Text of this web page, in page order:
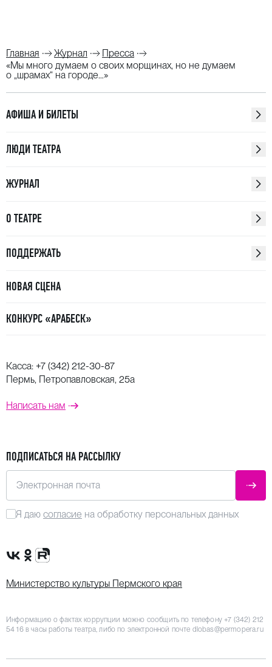
Главная Журнал
Пресса
«Мы много думаем о своих морщинах, но не думаем
о „шрамах“ на городе…»
АФИША И БИЛЕТЫ
ЛЮДИ ТЕАТРА
ЖУРНАЛ
О ТЕАТРЕ
ПОДДЕРЖАТЬ
НОВАЯ СЦЕНА
КОНКУРС «АРАБЕСК»
Касса: +7 (342) 212-30-87
Пермь, Петропавловская, 25а
Написать нам
ПОДПИСАТЬСЯ НА РАССЫЛКУ
Электронная почта
Я даю согласие на обработку персональных данных
Сообщество VK
Группа в одноклассниках
Канал Rutube
Министерство культуры Пермского края
Информацию о фактах коррупции можно сообщить по телефону+7 (342) 212
54 16в часы работы театра, либо по электронной почте dlobas@permopera.ru